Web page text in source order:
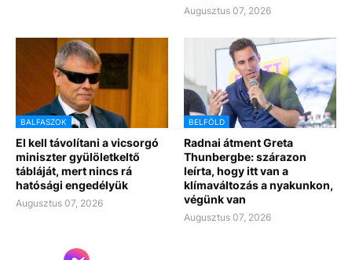
Augusztus 07, 2026
BALFASZOK
El kell távolítani a vicsorgó
miniszter gyülöletkeltő
tábláját, mert nincs rá
hatósági engedélyük
Augusztus 07, 2026
BELFÖLD
Radnai átment Greta
Thunbergbe: szárazon
leírta, hogy itt van a
klímaváltozás a nyakunkon,
végünk van
Augusztus 07, 2026